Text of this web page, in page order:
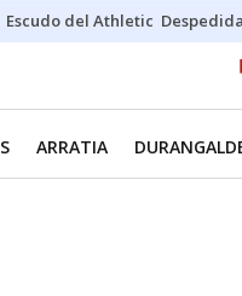
Escudo del Athletic
ARRATIA